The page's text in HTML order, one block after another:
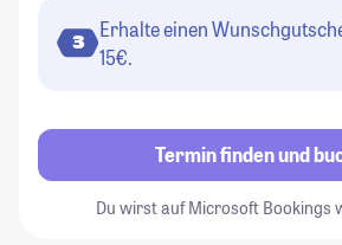
3
Erhalte einen
15€.
Termin finden und
Du wirst auf Microsoft Bookings